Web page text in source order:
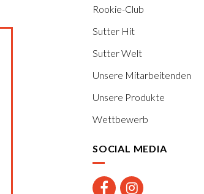
Rookie-Club
Sutter Hit
Sutter Welt
Unsere Mitarbeitenden
Unsere Produkte
Wettbewerb
SOCIAL MEDIA